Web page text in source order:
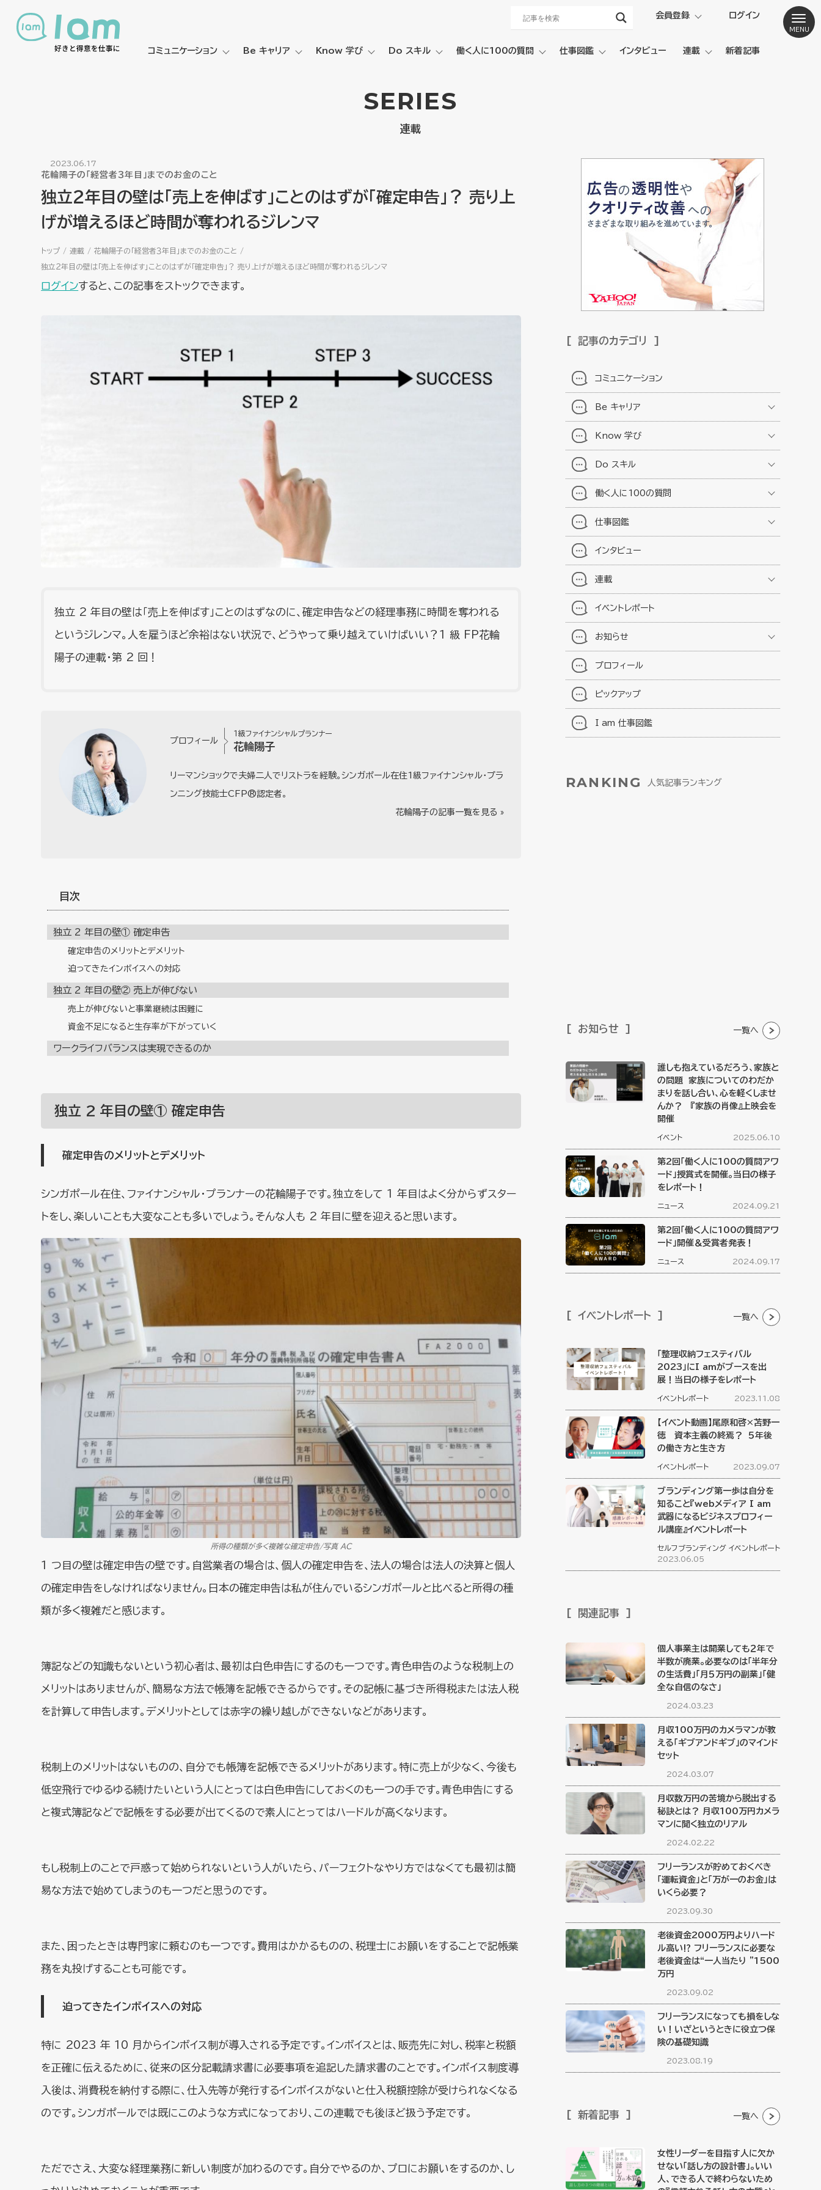
会員登録 ログイン
コミュニケーション Be キャリア Know 学び Do スキル 働く人に100の質問 仕事図鑑 インタビュー 連載 新着記事
SERIES
連載
2023.06.17
花輪陽子の「経営者３年目」までのお金のこと
独立２年目の壁は「売上を伸ばす」ことのはずが「確定申告」？ 売り上
げが増えるほど時間が奪われるジレンマ
トップ 連載 花輪陽子の「経営者３年目」までのお金のこと
独立２年目の壁は「売上を伸ばす」ことのはずが「確定申告」？ 売り上げが増えるほど時間が奪われるジレンマ
ログインすると、この記事をストックできます。
独立 2 年目の壁は「売上を伸ばす」ことのはずなのに、確定申告などの経理事務に時間を奪われる
というジレンマ。人を雇うほど余裕はない状況で、どうやって乗り越えていけばいい？1 級 FP花輪
陽子の連載・第 2 回！
プロフィール
１級ファイナンシャルプランナー
花輪陽子
リーマンショックで夫婦二人でリストラを経験。シンガポール在住1級ファイナンシャル・プラ
ンニング技能士CFP®認定者。
花輪陽子の記事一覧を見る »
目次
独立 2 年目の壁① 確定申告
確定申告のメリットとデメリット
迫ってきたインボイスへの対応
独立 2 年目の壁② 売上が伸びない
売上が伸びないと事業継続は困難に
資金不足になると生存率が下がっていく
ワークライフバランスは実現できるのか
独立 2 年目の壁① 確定申告
確定申告のメリットとデメリット
シンガポール在住、ファイナンシャル・プランナーの花輪陽子です。独立をして 1 年目はよく分からずスター
トをし、楽しいことも大変なことも多いでしょう。そんな人も 2 年目に壁を迎えると思います。
所得の種類が多く複雑な確定申告/写真 AC
1 つ目の壁は確定申告の壁です。自営業者の場合は、個人の確定申告を、法人の場合は法人の決算と個人
の確定申告をしなければなりません。日本の確定申告は私が住んでいるシンガポールと比べると所得の種
類が多く複雑だと感じます。
簿記などの知識もないという初心者は、最初は白色申告にするのも一つです。青色申告のような税制上の
メリットはありませんが、簡易な方法で帳簿を記帳できるからです。その記帳に基づき所得税または法人税
を計算して申告します。デメリットとしては赤字の繰り越しができないなどがあります。
税制上のメリットはないものの、自分でも帳簿を記帳できるメリットがあります。特に売上が少なく、今後も
低空飛行でゆるゆる続けたいという人にとっては白色申告にしておくのも一つの手です。青色申告にする
と複式簿記などで記帳をする必要が出てくるので素人にとってはハードルが高くなります。
もし税制上のことで戸惑って始められないという人がいたら、パーフェクトなやり方ではなくても最初は簡
易な方法で始めてしまうのも一つだと思うのです。
また、困ったときは専門家に頼むのも一つです。費用はかかるものの、税理士にお願いをすることで記帳業
務を丸投げすることも可能です。
迫ってきたインボイスへの対応
特に 2023 年 10 月からインボイス制が導入される予定です。インボイスとは、販売先に対し、税率と税額
を正確に伝えるために、従来の区分記載請求書に必要事項を追記した請求書のことです。インボイス制度導
入後は、消費税を納付する際に、仕入先等が発行するインボイスがないと仕入税額控除が受けられなくなる
のです。シンガポールでは既にこのような方式になっており、この連載でも後ほど扱う予定です。
ただでさえ、大変な経理業務に新しい制度が加わるのです。自分でやるのか、プロにお願いをするのか、し
記事のカテゴリ
コミュニケーション
Be キャリア
Know 学び
Do スキル
働く人に100の質問
仕事図鑑
インタビュー
連載
イベントレポート
お知らせ
プロフィール
ピックアップ
I am 仕事図鑑
RANKING 人気記事ランキング
お知らせ 一覧へ
誰しも抱えているだろう、家族と
の問題 家族についてのわだか
まりを話し合い、心を軽くしませ
んか？ 『家族の肖像』上映会を
開催
イベント 2025.06.10
第2回「働く人に100の質問アワ
ード」授賞式を開催。当日の様子
をレポート！
ニュース 2024.09.21
第2回「働く人に100の質問アワ
ード」開催＆受賞者発表！
ニュース 2024.09.17
イベントレポート 一覧へ
「整理収納フェスティバル
2023」にI amがブースを出
展！当日の様子をレポート
イベントレポート 2023.11.08
【イベント動画】尾原和啓×苫野一
徳 資本主義の終焉？ ５年後
の働き方と生き方
イベントレポート 2023.09.07
ブランディング第一歩は自分を
知ること『webメディア I am
武器になるビジネスプロフィー
ル講座』イベントレポート
セルフブランディング イベントレポート
2023.06.05
関連記事
個人事業主は開業しても２年で
半数が廃業。必要なのは「半年分
の生活費」「月５万円の副業」「健
全な自信のなさ」
2024.03.23
月収100万円のカメラマンが教
える「ギブアンドギブ」のマインド
セット
2024.03.07
月収数万円の苦境から脱出する
秘訣とは？ 月収100万円カメラ
マンに聞く独立のリアル
2024.02.22
フリーランスが貯めておくべき
「運転資金」と「万が一のお金」は
いくら必要？
2023.09.30
老後資金2000万円よりハード
ル高い⁉︎ フリーランスに必要な
老後資金は“一人当たり ”1500
万円
2023.09.02
フリーランスになっても損をしな
い！いざというときに役立つ保
険の基礎知識
2023.08.19
新着記事 一覧へ
女性リーダーを目指す人に欠か
せない「話し方の設計書」。いい
人、できる人で終わらないため